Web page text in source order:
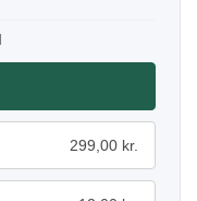
299,00 kr.